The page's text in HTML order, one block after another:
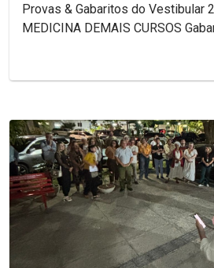
Provas & Gabaritos do Vestibular